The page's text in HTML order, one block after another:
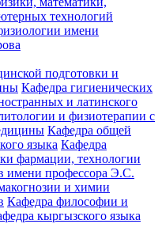
технологий
имени
подготовки и
Кафедра гигиенических
и латинского
и физиотерапии с
Кафедра общей
языка Кафедра
фармации, технологии
имени профессора Э.С.
и химии
Кафедра философии и
кыргызского языка